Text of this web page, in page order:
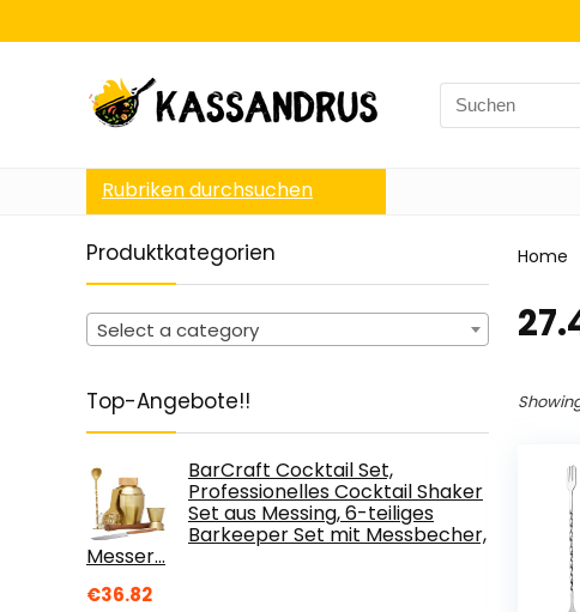
Search
for:
Rubriken durchsuchen
Produktkategorien
Select a category
Top-Angebote!!
BarCraft Cocktail Set,
Professionelles Cocktail Shaker
Set aus Messing, 6-teiliges
Barkeeper Set mit Messbecher,
Messer…
€36.82
Home